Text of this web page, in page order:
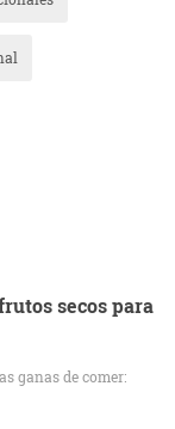
secos para
ganas de comer: